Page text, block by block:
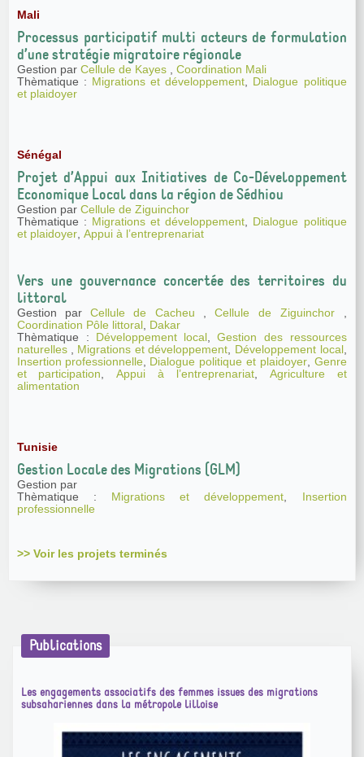
Mali
Processus participatif multi acteurs de formulation
d’une stratégie migratoire régionale
Gestion par Cellule de Kayes
Coordination Mali
Thèmatique : Migrations et développement
Dialogue politique
et plaidoyer
Sénégal
Projet d’Appui aux Initiatives de Co-Développement
Economique Local dans la région de Sédhiou
Gestion par Cellule de Ziguinchor
Thèmatique : Migrations et développement
Dialogue politique
et plaidoyer Appui à l’entreprenariat
Vers une gouvernance concertée des territoires du
littoral
Gestion par Cellule de Cacheu Cellule de Ziguinchor
Coordination Pôle littoral Dakar
Thèmatique : Développement local
Gestion des ressources
naturelles
Migrations et développement Développement local
Insertion professionnelle Dialogue politique et plaidoyer Genre
et participation
Appui à l’entreprenariat
Agriculture et
alimentation
Tunisie
Gestion Locale des Migrations (GLM)
Gestion par
Thèmatique : Migrations et développement
Insertion
professionnelle
>> Voir les projets terminés
Publications
Les engagements associatifs des femmes issues des migrations
subsahariennes dans la métropole lilloise